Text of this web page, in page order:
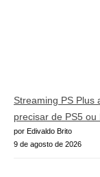
Streaming PS Plus
precisar de PS5 ou
por Edivaldo Brito
9 de agosto de 2026